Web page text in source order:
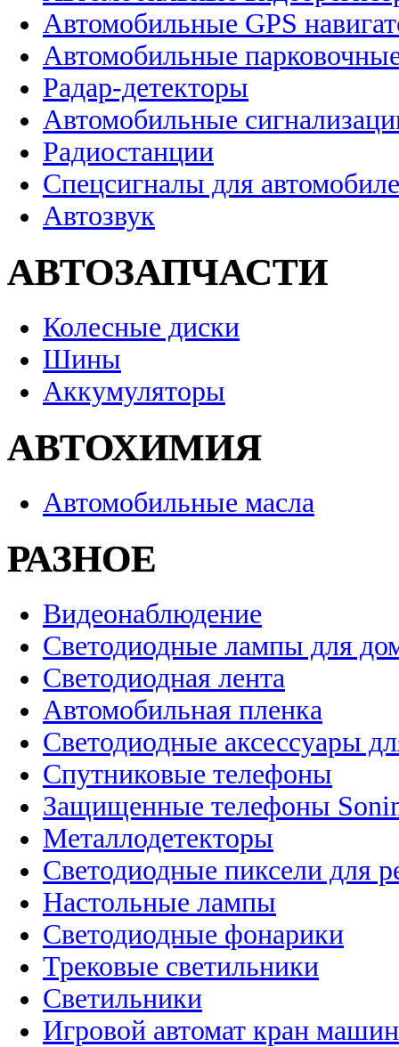
Автомобильные GPS
Автомобильные
Радар-детекторы
Автомобильные
Радиостанции
Спецсигналы для
Автозвук
АВТОЗАПЧАСТИ
Колесные диски
Шины
Аккумуляторы
АВТОХИМИЯ
Автомобильные масла
РАЗНОЕ
Видеонаблюдение
Светодиодные лампы для
Светодиодная лента
Автомобильная пленка
Светодиодные аксессуары
Спутниковые телефоны
Защищенные телефоны
Металлодетекторы
Светодиодные пиксели для
Настольные лампы
Светодиодные фонарики
Трековые светильники
Светильники
Игровой автомат кран